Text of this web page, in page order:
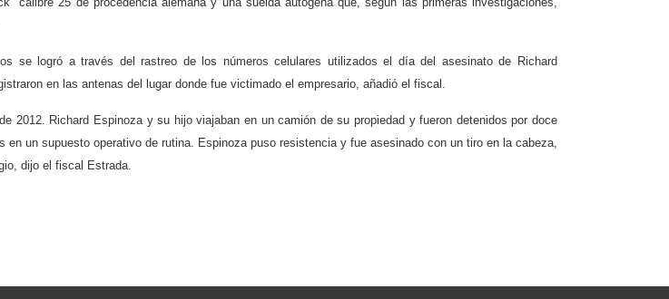
se logró a través del rastreo de los números celulares utilizados el día del asesinato de Richard
en las antenas del lugar donde fue victimado el empresario, añadió el fiscal.
2012. Richard Espinoza y su hijo viajaban en un camión de su propiedad y fueron detenidos por doce
un supuesto operativo de rutina. Espinoza puso resistencia y fue asesinado con un tiro en la cabeza,
dijo el fiscal Estrada.